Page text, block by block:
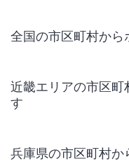
全国の市区町村から
近畿エリアの市区町
す
兵庫県の市区町村か